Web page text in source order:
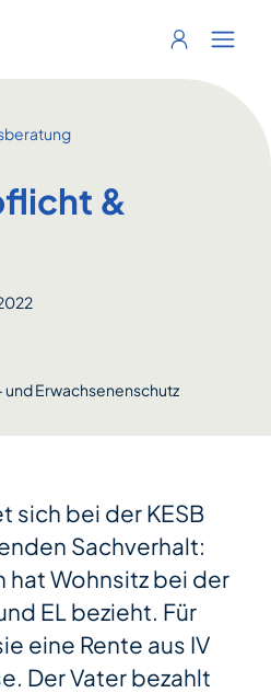
Login
&
und Erwachsenenschutz
sich bei der KESB
Sachverhalt:
hat Wohnsitz bei der
EL bezieht. Für
eine Rente aus IV
Der Vater bezahlt